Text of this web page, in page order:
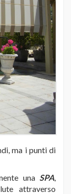
ma i punti di
una SPA
attraverso